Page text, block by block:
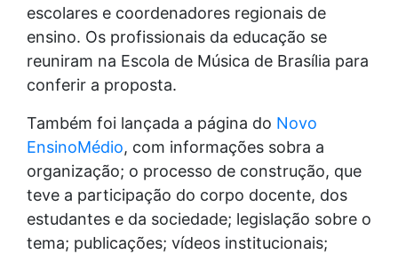
escolares e coordenadores regionais de
ensino. Os profissionais da educação se
reuniram na Escola de Música de Brasília para
conferir a proposta.
Também foi lançada a página do Novo
EnsinoMédio, com informações sobra a
organização; o processo de construção, que
teve a participação do corpo docente, dos
estudantes e da sociedade; legislação sobre o
tema; publicações; vídeos institucionais;